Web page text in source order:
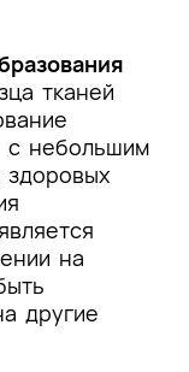
тканей
с небольшим
на
другие